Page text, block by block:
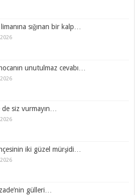
sığınan bir kalp…
unutulmaz cevabı…
siz vurmayın…
iki güzel mürşidi…
gülleri…